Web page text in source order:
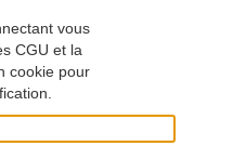
vous
CGU et la
cookie pour